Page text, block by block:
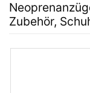
Zubehör,